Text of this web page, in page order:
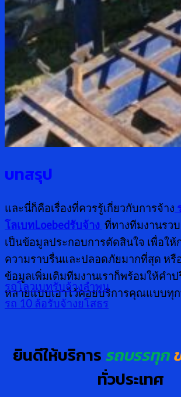
บทสรุป
และนี่ก็คือเรื่องที่ควรรู้เกี่ยวกับการจ้าง
โลเบทLoebedรับจ้าง ที่ทางทีมงานรว
เป็นข้อมูลประกอบการตัดสินใจ เพื่อให้
ความราบรื่นและปลอดภัยมากที่สุด ห
ข้อมูลเพิ่มเติมทีมงานเราก็พร้อมให้คำ
หลายแบบเอาไว้คอยบริการคุณแบบทุ
รถโลวเบทรับจ้างลำพูน
รถ 10 ล้อรับจ้างยโสธร
ยินดีให้บริการรถบรรทุก
ทั่วประเทศ